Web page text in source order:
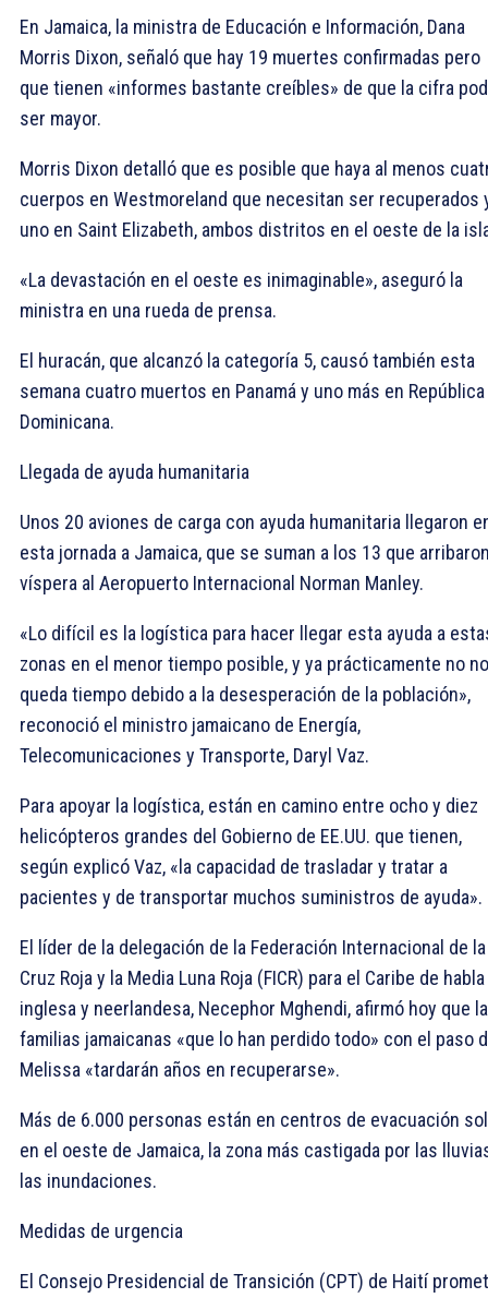
En Jamaica, la ministra de Educación e Información, Dana
Morris Dixon, señaló que hay 19 muertes confirmadas pero
que tienen «informes bastante creíbles» de que la cifra
ser mayor.
Morris Dixon detalló que es posible que haya al menos
cuerpos en Westmoreland que necesitan ser recuperados
uno en Saint Elizabeth, ambos distritos en el oeste de la
«La devastación en el oeste es inimaginable», aseguró la
ministra en una rueda de prensa.
El huracán, que alcanzó la categoría 5, causó también esta
semana cuatro muertos en Panamá y uno más en República
Dominicana.
Llegada de ayuda humanitaria
Unos 20 aviones de carga con ayuda humanitaria llegaron
esta jornada a Jamaica, que se suman a los 13 que
víspera al Aeropuerto Internacional Norman Manley.
«Lo difícil es la logística para hacer llegar esta ayuda a
zonas en el menor tiempo posible, y ya prácticamente no
queda tiempo debido a la desesperación de la población»,
reconoció el ministro jamaicano de Energía,
Telecomunicaciones y Transporte, Daryl Vaz.
Para apoyar la logística, están en camino entre ocho y diez
helicópteros grandes del Gobierno de EE.UU. que tienen,
según explicó Vaz, «la capacidad de trasladar y tratar a
pacientes y de transportar muchos suministros de ayuda».
El líder de la delegación de la Federación Internacional de la
Cruz Roja y la Media Luna Roja (FICR) para el Caribe de habla
inglesa y neerlandesa, Necephor Mghendi, afirmó hoy que
familias jamaicanas «que lo han perdido todo» con el paso
Melissa «tardarán años en recuperarse».
Más de 6.000 personas están en centros de evacuación
en el oeste de Jamaica, la zona más castigada por las
las inundaciones.
Medidas de urgencia
El Consejo Presidencial de Transición (CPT) de Haití